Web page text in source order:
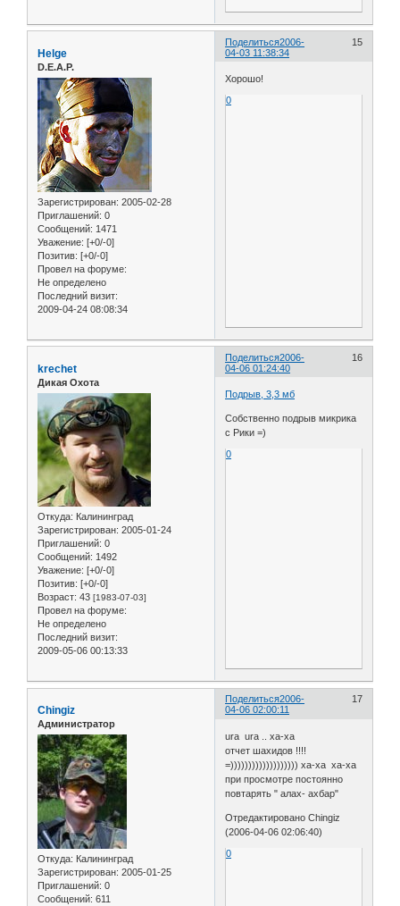
Поделиться 15
2006-
04-03 11:38:34
Helge
D.E.A.P.
Зарегистрирован: 2005-02-28
Приглашений: 0
Сообщений: 1471
Уважение: [+0/-0]
Позитив: [+0/-0]
Провел на форуме:
Не определено
Последний визит:
2009-04-24 08:08:34
Хорошо!
0
Поделиться 16
2006-
04-06 01:24:40
krechet
Дикая Охота
Откуда: Калининград
Зарегистрирован: 2005-01-24
Приглашений: 0
Сообщений: 1492
Уважение: [+0/-0]
Позитив: [+0/-0]
Возраст: 43 [1983-07-03]
Провел на форуме:
Не определено
Последний визит:
2009-05-06 00:13:33
Подрыв, 3,3 мб
Собственно подрыв микрика
с Рики =)
0
Поделиться 17
2006-
04-06 02:00:11
Chingiz
Администратор
Откуда: Калининград
Зарегистрирован: 2005-01-25
Приглашений: 0
Сообщений: 611
ura ura .. xa-xa
отчет шахидов !!!!
=))))))))))))))))))) xa-xa xa-xa
при просмотре постоянно
повтарять " алах- ахбар"
Отредактировано Chingiz
(2006-04-06 02:06:40)
0